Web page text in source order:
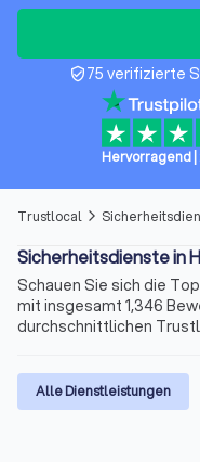
verified_user75 verifizierte
Hervorragend|
Trustlocal arrow_forward_ios
Sicherheitsdienste in
Schauen Sie sich die
mit insgesamt 1,346
durchschnittlichen
Alle Dienstleistungen